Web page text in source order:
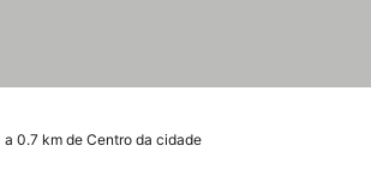
a 0.7 km de Centro da cidade